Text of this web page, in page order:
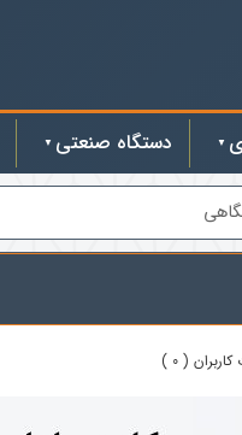
دستگاه صنعتی
( 0 )